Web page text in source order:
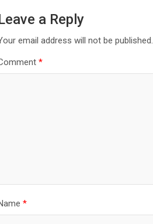
a Reply
email address will not be published.
*
*